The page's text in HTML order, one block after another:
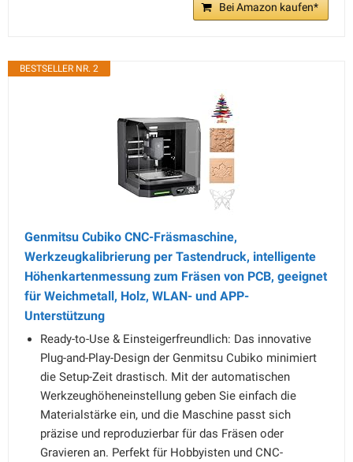
Bei Amazon kaufen*
BESTSELLER NR. 2
Genmitsu Cubiko CNC-Fräsmaschine,
Werkzeugkalibrierung per Tastendruck, intelligente
Höhenkartenmessung zum Fräsen von PCB, geeignet
für Weichmetall, Holz, WLAN- und APP-
Unterstützung
Ready-to-Use & Einsteigerfreundlich: Das innovative
Plug-and-Play-Design der Genmitsu Cubiko minimiert
die Setup-Zeit drastisch. Mit der automatischen
Werkzeughöheneinstellung geben Sie einfach die
Materialstärke ein, und die Maschine passt sich
präzise und reproduzierbar für das Fräsen oder
Gravieren an. Perfekt für Hobbyisten und CNC-